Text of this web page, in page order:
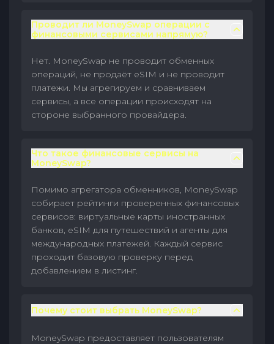
Проводит ли MoneySwap операции с
финансовыми сервисами напрямую?
Нет. MoneySwap не проводит обменных
операций, не продаёт eSIM и не проводит
платежи. Мы агрегируем и сравниваем
сервисы, а все операции происходят на
стороне выбранного провайдера.
Что такое финансовые сервисы на
MoneySwap?
Помимо агрегатора обменников, MoneySwap
собирает рейтинги проверенных финансовых
сервисов: виртуальные карты иностранных
банков, eSIM для путешествий и агенты для
международных платежей. Каждый сервис
проходит базовую проверку перед
добавлением в листинг.
Почему стоит выбрать MoneySwap?
MoneySwap предоставляет пользователям